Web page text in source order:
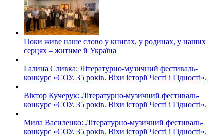
Поки живе наше слово у книгах, у родинах, у наших
серцях – житиме й Україна
Галина Сливка: Літературно-музичний фестиваль-
конкурс «СОУ. 35 років. Віхи історії Честі і Гідності».
Віктор Кучерук: Літературно-музичний фестиваль-
конкурс «СОУ. 35 років. Віхи історії Честі і Гідності».
Мила Василенко: Літературно-музичний фестиваль-
конкурс «СОУ. 35 років. Віхи історії Честі і Гідності».